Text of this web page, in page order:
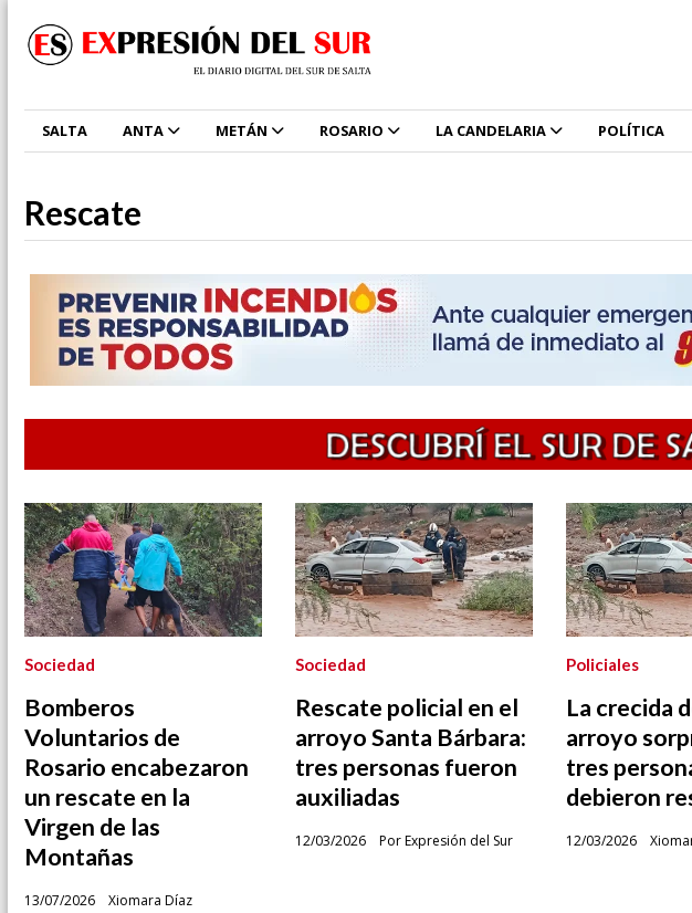
SALTA ANTA METÁN ROSARIO LA CANDELARIA POLÍTICA
Rescate
Bomberos
Voluntarios de
Rosario encabezaron
un rescate en la
Virgen de las
Montañas
Xiomara Díaz
Sociedad
13/07/2026
Rescate policial en el
arroyo Santa Bárbara:
tres personas fueron
auxiliadas
Por Expresión del Sur
Sociedad
12/03/2026
La crecida
arroyo
tres
debieron
Policiales
12/03/2026